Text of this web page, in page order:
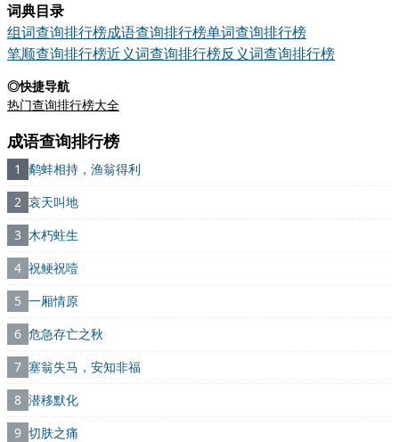
词典目录
组词查询排行榜成语查询排行榜单词查询排行榜
笔顺查询排行榜近义词查询排行榜反义词查询排行榜
◎快捷导航
热门查询排行榜大全
成语查询排行榜
1 鹬蚌相持，渔翁得利
2 哀天叫地
3 木朽蛀生
4 祝鲠祝噎
5 一厢情原
6 危急存亡之秋
7 塞翁失马，安知非福
8 潜移默化
9 切肤之痛